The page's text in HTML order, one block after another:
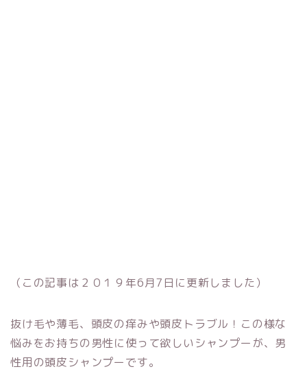
（この記事は２０１９年6月7日に更新しました）
抜け毛や薄毛、頭皮の痒みや頭皮トラブル！この様な
悩みをお持ちの男性に使って欲しいシャンプーが、男
性用の頭皮シャンプーです。